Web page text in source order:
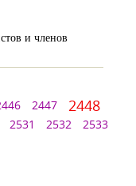
и членов
2447 2448
2531 2532
2533